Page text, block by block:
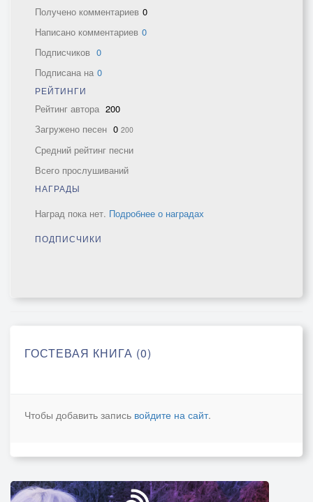
Получено комментариев 0
Написано комментариев 0
Подписчиков 0
Подписана на 0
РЕЙТИНГИ
Рейтинг автора 200
Загружено песен 0 200
Средний рейтинг песни
Всего прослушиваний
НАГРАДЫ
Наград пока нет. Подробнее о наградах
ПОДПИСЧИКИ
ГОСТЕВАЯ КНИГА (0)
Чтобы добавить запись войдите на сайт.